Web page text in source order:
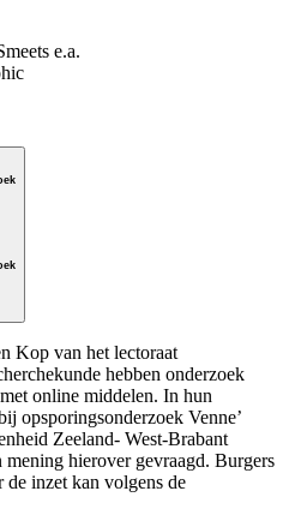
e.a.
Kop van het lectoraat
hebben onderzoek
online middelen. In hun
opsporingsonderzoek Venne’
Zeeland- West-Brabant
mening hierover gevraagd. Burgers
de inzet kan volgens de